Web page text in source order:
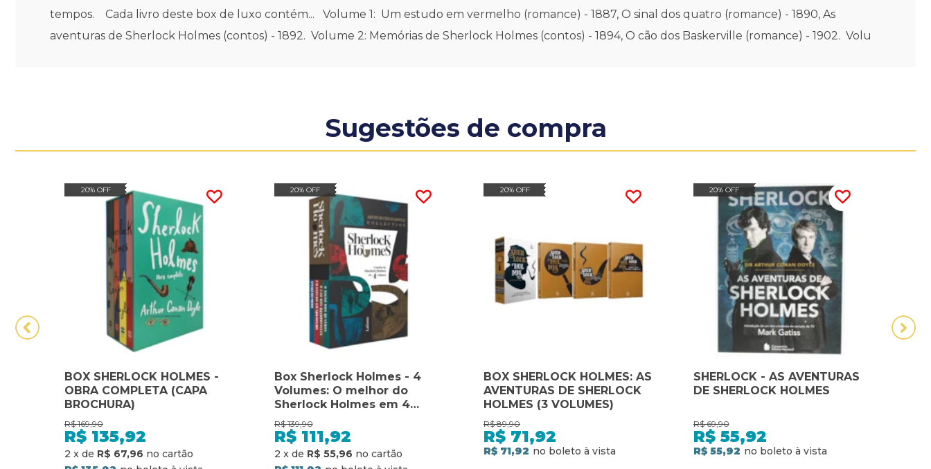
tempos. Cada livro deste box de luxo contém... Volume 1: Um estudo em vermelho (romance) - 1887, O sinal dos quatro (romance) - 1890, As
aventuras de Sherlock Holmes (contos) - 1892. Volume 2: Memórias de Sherlock Holmes (contos) - 1894, O cão dos Baskerville (romance) - 1902. Volu
Sugestões de compra
20% OFF
BOX SHERLOCK HOLMES -
OBRA COMPLETA (CAPA
BROCHURA)
R$ 169,90
R$ 135,92
2 x de R$ 67,96
20% OFF
Box Sherlock Holmes - 4
Volumes: O melhor do
Sherlock Holmes em 4
volumes
R$ 139,90
R$ 111,92
2 x de R$ 55,96
20% OFF
BOX SHERLOCK HOLMES: AS
AVENTURAS DE SHERLOCK
HOLMES (3 VOLUMES)
R$ 89,90
R$ 71,92
R$ 71,92
20% OFF
SHERLOCK - AS AVENTURAS
DE SHERLOCK HOLMES
R$ 69,90
R$ 55,92
R$ 55,92